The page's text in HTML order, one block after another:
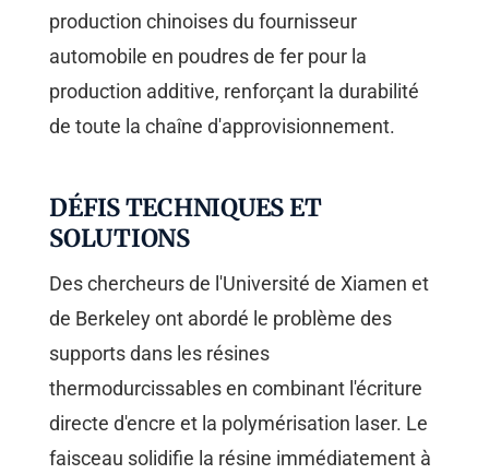
production chinoises du fournisseur
automobile en poudres de fer pour la
production additive, renforçant la durabilité
de toute la chaîne d'approvisionnement.
DÉFIS TECHNIQUES ET
SOLUTIONS
Des chercheurs de l'Université de Xiamen et
de Berkeley ont abordé le problème des
supports dans les résines
thermodurcissables en combinant l'écriture
directe d'encre et la polymérisation laser. Le
faisceau solidifie la résine immédiatement à